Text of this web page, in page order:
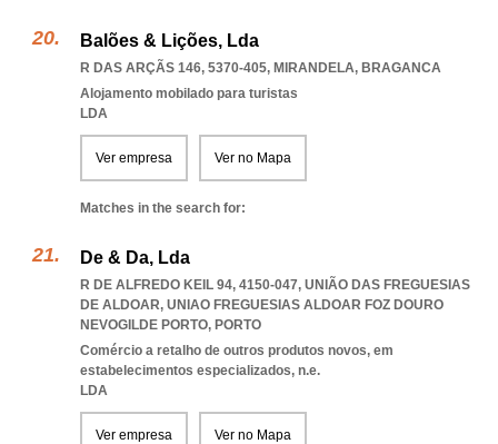
Balões & Lições, Lda
R DAS ARÇÃS 146, 5370-405, MIRANDELA, BRAGANCA
Alojamento mobilado para turistas
LDA
Ver empresa Ver no Mapa
Matches in the search for:
De & Da, Lda
R DE ALFREDO KEIL 94, 4150-047, UNIÃO DAS FREGUESIAS
DE ALDOAR, UNIAO FREGUESIAS ALDOAR FOZ DOURO
NEVOGILDE PORTO, PORTO
Comércio a retalho de outros produtos novos, em
estabelecimentos especializados, n.e.
LDA
Ver empresa Ver no Mapa